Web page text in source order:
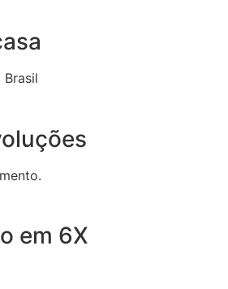
em 6X